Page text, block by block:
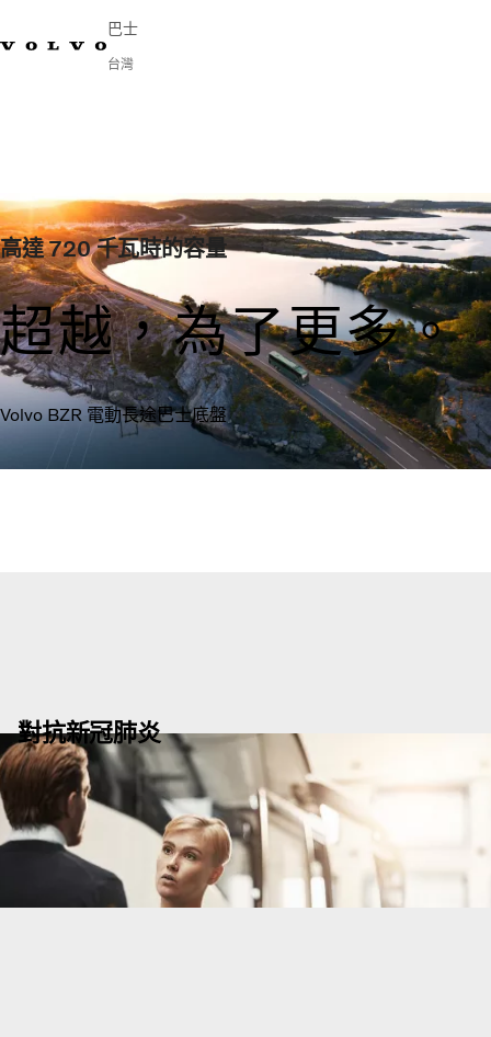
巴士
台灣
長途客車
服務
為何選擇 Volvo？
新聞與媒體
聯絡我們
高達 720 千瓦時的容量
超越，為了更多。
Volvo BZR 電動長途巴士底盤
對抗新冠肺炎